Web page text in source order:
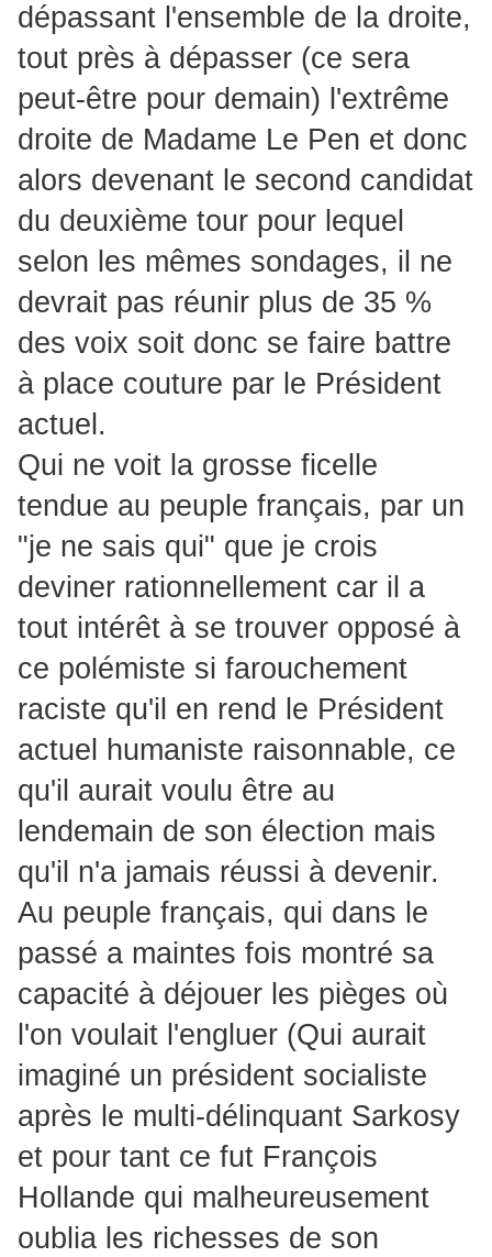
dépassant l'ensemble de la droite,
tout près à dépasser (ce sera
peut-être pour demain) l'extrême
droite de Madame Le Pen et donc
alors devenant le second candidat
du deuxième tour pour lequel
selon les mêmes sondages, il ne
devrait pas réunir plus de 35 %
des voix soit donc se faire battre
à place couture par le Président
actuel.
Qui ne voit la grosse ficelle
tendue au peuple français, par un
"je ne sais qui" que je crois
deviner rationnellement car il a
tout intérêt à se trouver opposé à
ce polémiste si farouchement
raciste qu'il en rend le Président
actuel humaniste raisonnable, ce
qu'il aurait voulu être au
lendemain de son élection mais
qu'il n'a jamais réussi à devenir.
Au peuple français, qui dans le
passé a maintes fois montré sa
capacité à déjouer les pièges où
l'on voulait l'engluer (Qui aurait
imaginé un président socialiste
après le multi-délinquant Sarkosy
et pour tant ce fut François
Hollande qui malheureusement
oublia les richesses de son